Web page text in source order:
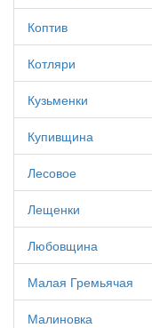
Коптив
Котляри
Кузьменки
Купивщина
Лесовое
Лещенки
Любовщина
Малая Гремьячая
Малиновка